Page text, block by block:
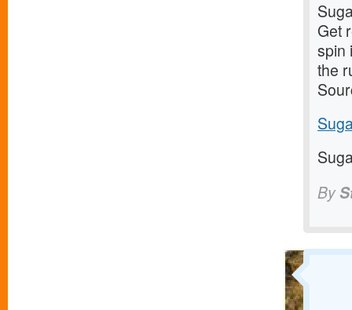
Get
spin
the
By